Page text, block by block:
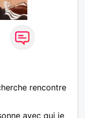
rencontre
avec qui je